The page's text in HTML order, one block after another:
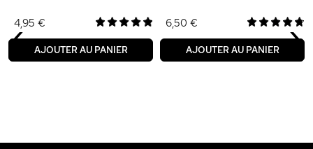
4,95 €
AJOUTER AU PANIER
6,50 €
AJOUTER AU PANIER
‹ ›